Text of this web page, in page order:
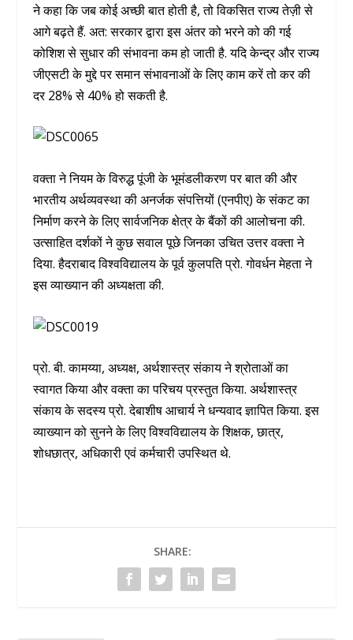
ने कहा कि जब कोई अच्छी बात होती है, तो विकसित राज्य तेज़ी से
आगे बढ़ते हैं. अत: सरकार द्वारा इस अंतर को भरने को की गई
कोशिश से सुधार की संभावना कम हो जाती है. यदि केन्द्र और राज्य
जीएसटी के मुद्दे पर समान संभावनाओं के लिए काम करें तो कर की
दर 28% से 40% हो सकती है.
वक्ता ने नियम के विरुद्ध पूंजी के भूमंडलीकरण पर बात की और
भारतीय अर्थव्यवस्था की अनर्जक संपत्तियों (एनपीए) के संकट का
निर्माण करने के लिए सार्वजनिक क्षेत्र के बैंकों की आलोचना की.
उत्साहित दर्शकों ने कुछ सवाल पूछे जिनका उचित उत्तर वक्ता ने
दिया. हैदराबाद विश्वविद्यालय के पूर्व कुलपति प्रो. गोवर्धन मेहता ने
इस व्याख्यान की अध्यक्षता की.
प्रो. बी. कामय्या, अध्यक्ष, अर्थशास्त्र संकाय ने श्रोताओं का
स्वागत किया और वक्ता का परिचय प्रस्तुत किया. अर्थशास्त्र
संकाय के सदस्य प्रो. देबाशीष आचार्य ने धन्यवाद ज्ञापित किया. इस
व्याख्यान को सुनने के लिए विश्वविद्यालय के शिक्षक, छात्र,
शोधछात्र, अधिकारी एवं कर्मचारी उपस्थित थे.
SHARE: